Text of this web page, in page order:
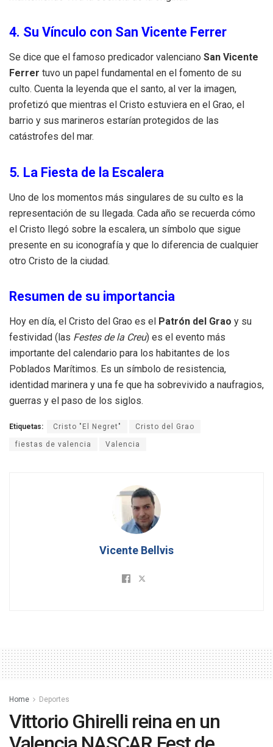
4. Su Vínculo con San Vicente Ferrer
Se dice que el famoso predicador valenciano San Vicente
Ferrer tuvo un papel fundamental en el fomento de su
culto. Cuenta la leyenda que el santo, al ver la imagen,
profetizó que mientras el Cristo estuviera en el Grao, el
barrio y sus marineros estarían protegidos de las
catástrofes del mar.
5. La Fiesta de la Escalera
Uno de los momentos más singulares de su culto es la
representación de su llegada. Cada año se recuerda cómo
el Cristo llegó sobre la escalera, un símbolo que sigue
presente en su iconografía y que lo diferencia de cualquier
otro Cristo de la ciudad.
Resumen de su importancia
Hoy en día, el Cristo del Grao es el Patrón del Grao y su
festividad (las Festes de la Creu) es el evento más
importante del calendario para los habitantes de los
Poblados Marítimos. Es un símbolo de resistencia,
identidad marinera y una fe que ha sobrevivido a naufragios,
guerras y el paso de los siglos.
Etiquetas: Cristo "El Negret" Cristo del Grao
fiestas de valencia Valencia
Vicente Bellvis
Home Deportes
Vittorio Ghirelli reina en un